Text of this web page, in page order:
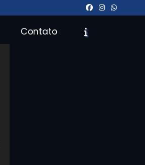
Contato